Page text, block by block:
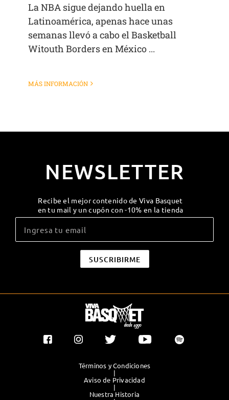
La NBA sigue dejando huella en
Latinoamérica, apenas hace unas
semanas llevó a cabo el Basketball
Witouth Borders en México ...
MÁS INFORMACIÓN
NEWSLETTER
Recibe el mejor contenido de Viva Basquet
en tu mail y un cupón con -10% en la tienda
Términos y Condiciones
|
Aviso de Privacidad
|
Nuestra Historia